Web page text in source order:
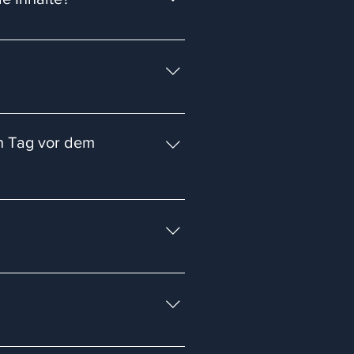
PDFs hast du Lebenslagen
Tag vor dem
investieren solltet. Somit
sehr hoch. Wir wollen euch
Trading zu erreichen. Für